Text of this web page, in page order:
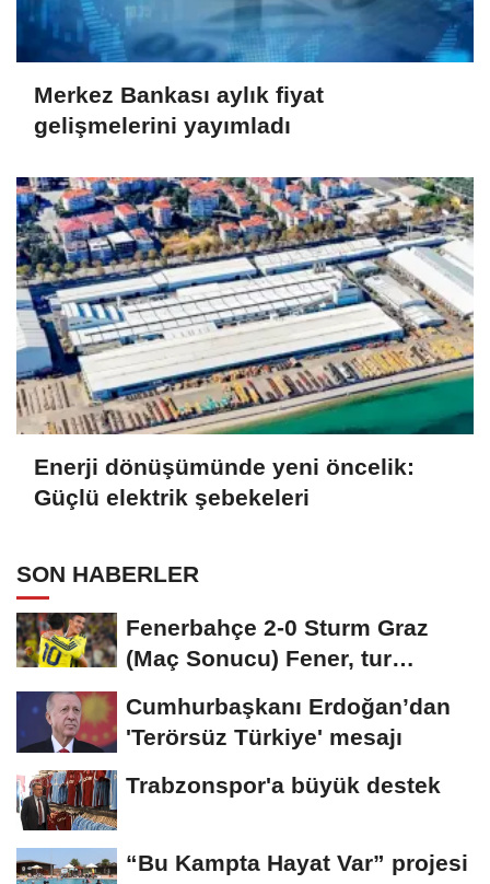
Merkez Bankası aylık fiyat
gelişmelerini yayımladı
Enerji dönüşümünde yeni öncelik:
Güçlü elektrik şebekeleri
SON HABERLER
Fenerbahçe 2-0 Sturm Graz
(Maç Sonucu) Fener, tur
Cumhurbaşkanı Erdoğan’dan
'Terörsüz Türkiye' mesajı
Trabzonspor'a büyük destek
“Bu Kampta Hayat Var” projesi